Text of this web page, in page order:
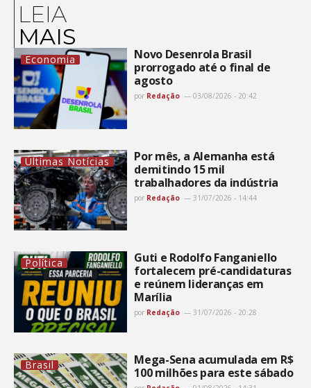
LEIA
MAIS
Economia
Novo Desenrola Brasil
prorrogado até o final de
agosto
por Redação 03/08/2026 - 20:42
Últimas Notícias
Por mês, a Alemanha está
demitindo 15 mil
trabalhadores da indústria
por Redação 31/07/2026 - 14:44
Política
Guti e Rodolfo Fanganiello
fortalecem pré-candidaturas
e reúnem lideranças em
Marília
por Redação 31/07/2026 - 20:28
Brasil
Mega-Sena acumulada em R$
100 milhões para este sábado